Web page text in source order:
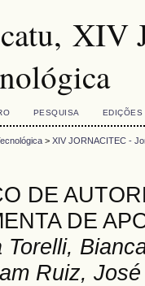
XIV
PESQUISA EDIÇÕES
> XIV JORNACITEC -
DE
DE
Ruiz,